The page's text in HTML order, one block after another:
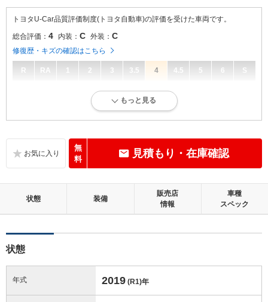
トヨタU-Car品質評価制度(トヨタ自動車)の評価を受けた車両です。
総合評価： 4 内装： C 外装： C
修復歴・キズの確認はこちら
R RA 1 2 3 3.5 4 4.5 5 6 S
キズ、へこみが少なく、全体的に良好な状態です。
標準的に使用されていて、気になる使用感やいたみが若干あります。
この中古車の「車両品質評価書」を見る
もっと見る
無
料
見積もり・在庫確認
状態 装備
販売店
情報
車種
スペック
状態
年式 2019 (R1)年